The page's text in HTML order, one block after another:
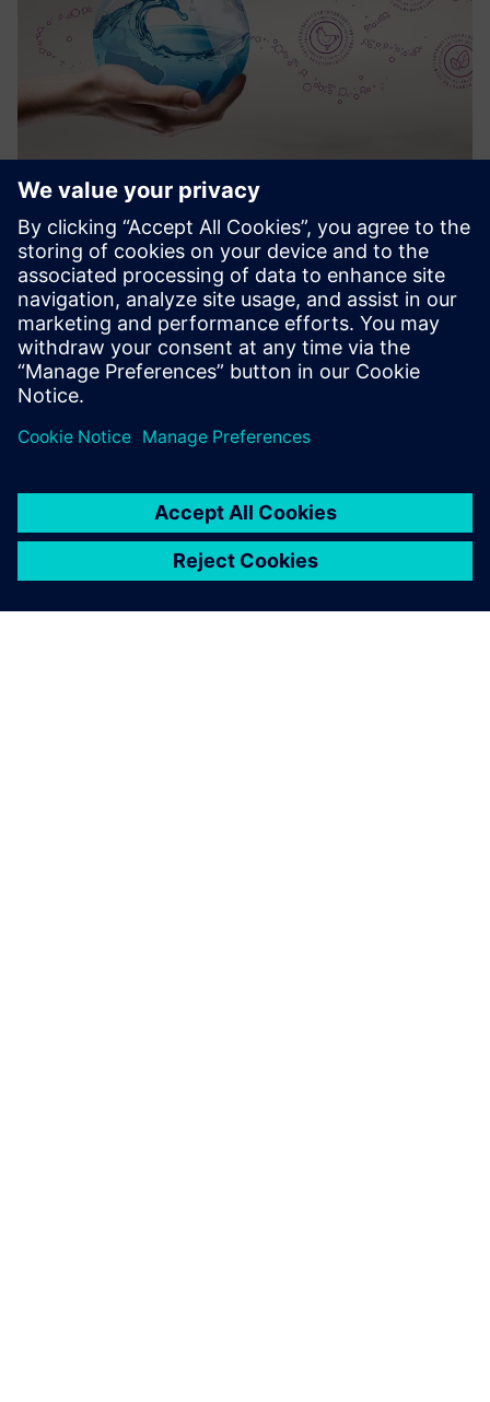
Water Hygiene as a Service
En løsning som muliggjør digitalisert, automatisk dosering
av kjemikalier for kunder fra landbrukssektoren eller
rengjøring på stedet.
Lær mer